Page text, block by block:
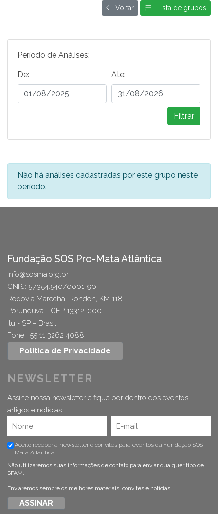
Voltar Lista de grupos
Período de Análises:
De: Ate:
Filtrar
Não há análises cadastradas por este grupo neste
período.
Fundação SOS Pro-Mata Atlântica
info@sosma.org.br
CNPJ: 57.354.540/0001-90
Rodovia Marechal Rondon, KM 118
Porunduva - CEP 13312-000
Itu - SP – Brasil
Fone +55 11 3262 4088
Política de Privacidade
NEWSLETTER
Assine nossa newsletter e fique por dentro dos eventos,
artigos e notícias.
Aceito receber a newsletter e convites para eventos da Fundação SOS
Mata Atlântica
Não utilizaremos suas informações de contato para enviar qualquer tipo de
SPAM.
Enviaremos sempre os melhores materiais, convites e notícias